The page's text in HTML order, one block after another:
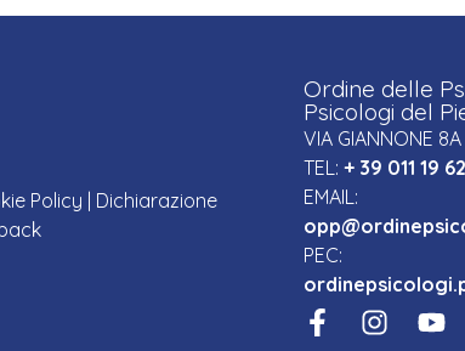
Policy
Dichiarazione
Ordine delle
Psicologi del
VIA GIANNONE
TEL: + 39 011 19
EMAIL:
PEC: